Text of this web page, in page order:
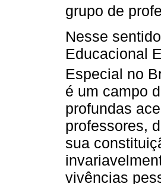
grupo de
Nesse
Educacional
Especial no
é um campo
profundas
professores,
sua
vivências